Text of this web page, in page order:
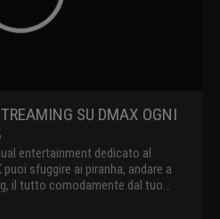
SU DMAX OGNI
entertainment dedicato al
sfuggire ai piranha, andare a
il tutto comodamente dal tuo